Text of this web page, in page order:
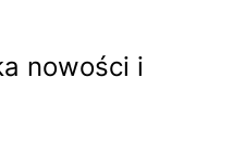
nowości i